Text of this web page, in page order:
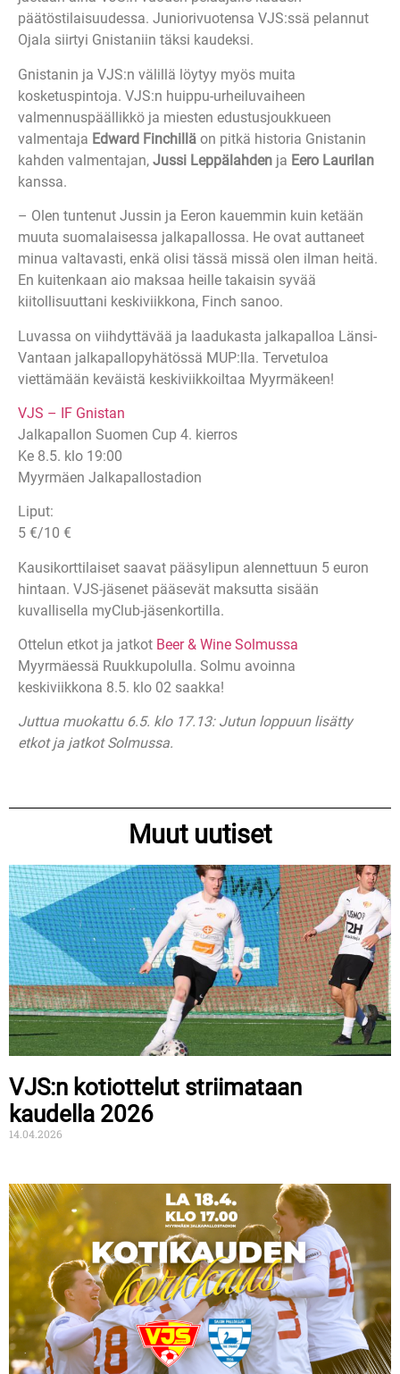
päätöstilaisuudessa. Juniorivuotensa VJS:ssä pelannut
Ojala siirtyi Gnistaniin täksi kaudeksi.
Gnistanin ja VJS:n välillä löytyy myös muita
kosketuspintoja. VJS:n huippu-urheiluvaiheen
valmennuspäällikkö ja miesten edustusjoukkueen
valmentaja Edward Finchillä on pitkä historia Gnistanin
kahden valmentajan, Jussi Leppälahden ja Eero Laurilan
kanssa.
– Olen tuntenut Jussin ja Eeron kauemmin kuin ketään
muuta suomalaisessa jalkapallossa. He ovat auttaneet
minua valtavasti, enkä olisi tässä missä olen ilman heitä.
En kuitenkaan aio maksaa heille takaisin syvää
kiitollisuuttani keskiviikkona, Finch sanoo.
Luvassa on viihdyttävää ja laadukasta jalkapalloa Länsi-
Vantaan jalkapallopyhätössä MUP:lla. Tervetuloa
viettämään keväistä keskiviikkoiltaa Myyrmäkeen!
VJS – IF Gnistan
Jalkapallon Suomen Cup 4. kierros
Ke 8.5. klo 19:00
Myyrmäen Jalkapallostadion
Liput:
5 €/10 €
Kausikorttilaiset saavat pääsylipun alennettuun 5 euron
hintaan. VJS-jäsenet pääsevät maksutta sisään
kuvallisella myClub-jäsenkortilla.
Ottelun etkot ja jatkot Beer & Wine Solmussa
Myyrmäessä Ruukkupolulla. Solmu avoinna
keskiviikkona 8.5. klo 02 saakka!
Juttua muokattu 6.5. klo 17.13: Jutun loppuun lisätty
etkot ja jatkot Solmussa.
Muut uutiset
VJS:n kotiottelut striimataan
kaudella 2026
14.04.2026